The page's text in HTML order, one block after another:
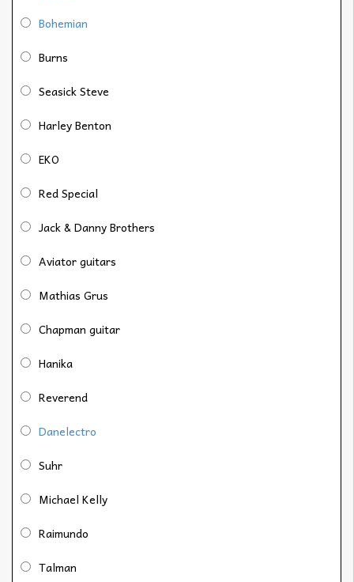
Bohemian
Burns
Seasick Steve
Harley Benton
EKO
Red Special
Jack & Danny Brothers
Aviator guitars
Mathias Grus
Chapman guitar
Hanika
Reverend
Danelectro
Suhr
Michael Kelly
Raimundo
Talman